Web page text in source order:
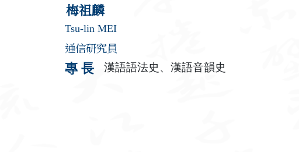
梅祖麟
Tsu-lin MEI
通信研究員
專 長 漢語語法史、漢語音韻史